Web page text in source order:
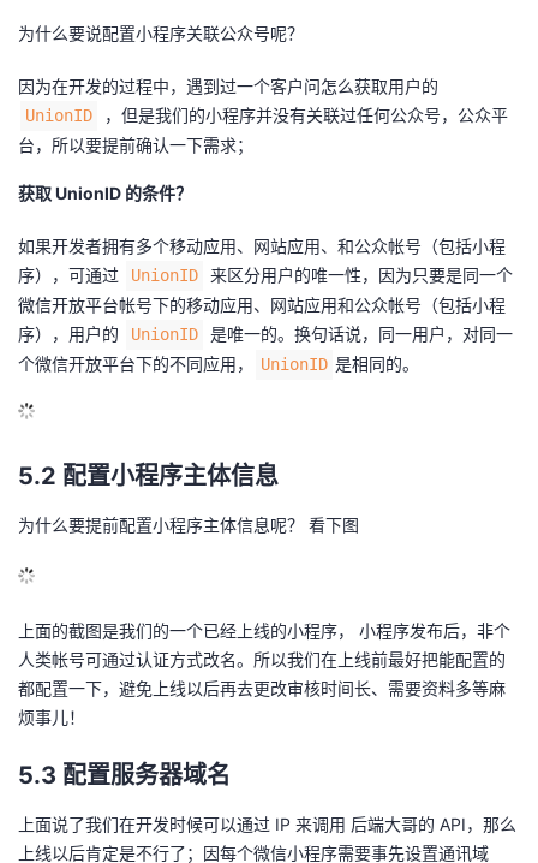
为什么要说配置小程序关联公众号呢？
因为在开发的过程中，遇到过一个客户问怎么获取用户的
UnionID
，但是我们的小程序并没有关联过任何公众号，公众平
台，所以要提前确认一下需求；
获取 UnionID 的条件？
如果开发者拥有多个移动应用、网站应用、和公众帐号（包括小程
序），可通过
UnionID
来区分用户的唯一性，因为只要是同一个
微信开放平台帐号下的移动应用、网站应用和公众帐号（包括小程
序），用户的
UnionID
是唯一的。换句话说，同一用户，对同一
个微信开放平台下的不同应用，
UnionID 是相同的。
5.2 配置小程序主体信息
为什么要提前配置小程序主体信息呢？ 看下图
上面的截图是我们的一个已经上线的小程序， 小程序发布后，非个
人类帐号可通过认证方式改名。所以我们在上线前最好把能配置的
都配置一下，避免上线以后再去更改审核时间长、需要资料多等麻
烦事儿！
5.3 配置服务器域名
上面说了我们在开发时候可以通过 IP 来调用 后端大哥的 API，那么
上线以后肯定是不行了；因每个微信小程序需要事先设置通讯域